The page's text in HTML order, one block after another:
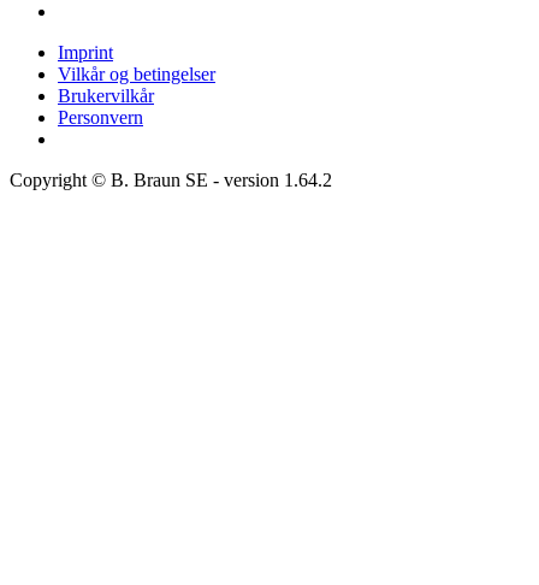
Imprint
Vilkår og betingelser
Brukervilkår
Personvern
Copyright © B. Braun SE - version 1.64.2